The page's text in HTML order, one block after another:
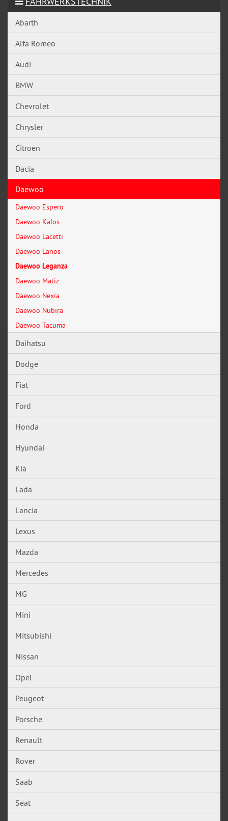
Abarth
Alfa Romeo
Audi
BMW
Chevrolet
Chrysler
Citroen
Dacia
Daewoo
Daewoo Espero
Daewoo Kalos
Daewoo Lacetti
Daewoo Lanos
Daewoo Leganza
Daewoo Matiz
Daewoo Nexia
Daewoo Nubira
Daewoo Tacuma
Daihatsu
Dodge
Fiat
Ford
Honda
Hyundai
Kia
Lada
Lancia
Lexus
Mazda
Mercedes
MG
Mini
Mitsubishi
Nissan
Opel
Peugeot
Porsche
Renault
Rover
Saab
Seat